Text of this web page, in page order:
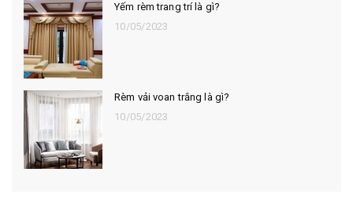
Yếm rèm trang trí là gì?
10/05/2023
Rèm vải voan trắng là gì?
10/05/2023